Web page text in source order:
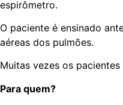
espirômetro.
O paciente é ensinado
aéreas dos pulmões.
Muitas vezes os
Para quem?